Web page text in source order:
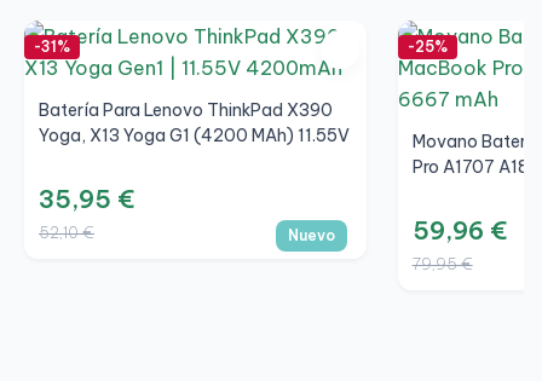
-31%
Batería Para Lenovo ThinkPad X390
Yoga, X13 Yoga G1 (4200 MAh) 11.55V
35,95 €
52,10 € Nuevo
-25%
Movano
Pro A1707
59,96 €
79,95 €